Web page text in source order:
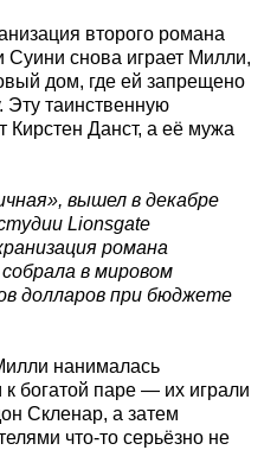
второго романа
снова играет Милли,
дом, где ей запрещено
Эту таинственную
Кирстен Данст, а её мужа
вышел в декабре
Lionsgate
романа
в мировом
долларов при бюджете
нанималась
богатой паре — их играли
Скленар, а затем
что-то серьёзно не